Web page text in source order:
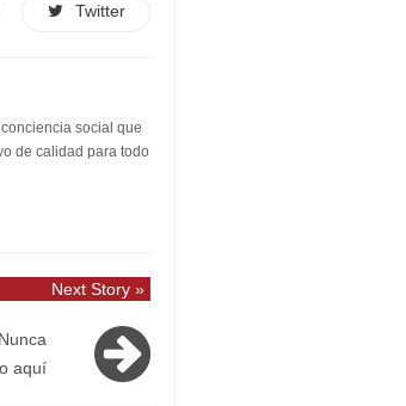
Twitter
social que
de calidad para todo
Next Story »
aquí